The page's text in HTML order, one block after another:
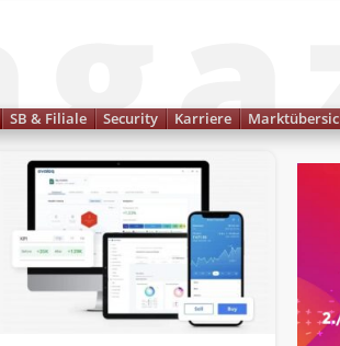
SB & Filiale Security Karriere